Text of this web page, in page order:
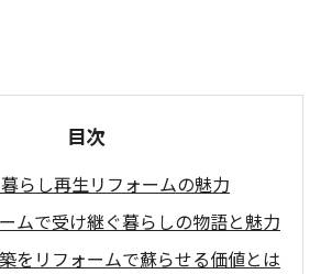
目次
らし再生リフォームの魅力
ムで受け継ぐ暮らしの物語と魅力
をリフォームで蘇らせる価値とは